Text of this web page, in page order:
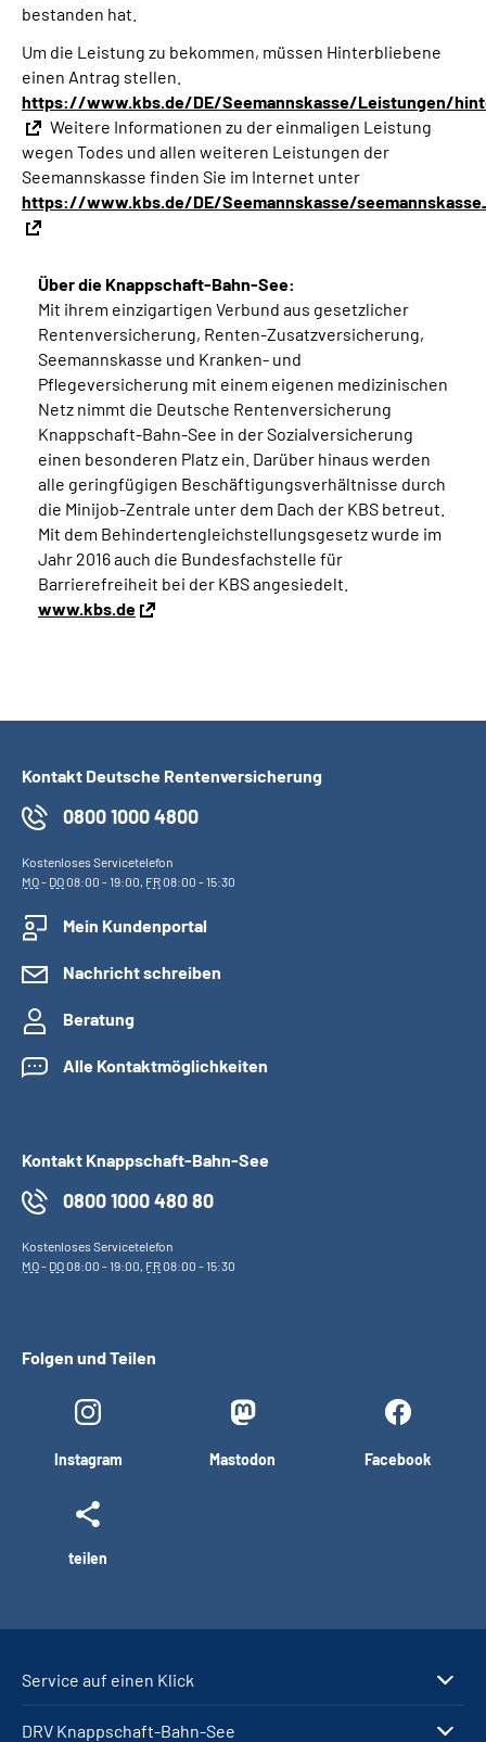
bestanden hat.
Um die Leistung zu bekommen, müssen Hinterbliebene
einen Antrag stellen.
https://www.kbs.de/DE/Seemannskasse/Leistungen/
Weitere Informationen zu der einmaligen Leistung
wegen Todes und allen weiteren Leistungen der
Seemannskasse finden Sie im Internet unter
https://www.kbs.de/DE/Seemannskasse/
Über die Knappschaft-Bahn-See:
Mit ihrem einzigartigen Verbund aus gesetzlicher
Rentenversicherung, Renten-Zusatzversicherung,
Seemannskasse und Kranken- und
Pflegeversicherung mit einem eigenen medizinischen
Netz nimmt die Deutsche Rentenversicherung
Knappschaft-Bahn-See in der Sozialversicherung
einen besonderen Platz ein. Darüber hinaus werden
alle geringfügigen Beschäftigungsverhältnisse durch
die Minijob-Zentrale unter dem Dach der KBS betreut.
Mit dem Behindertengleichstellungsgesetz wurde im
Jahr 2016 auch die Bundesfachstelle für
Barrierefreiheit bei der KBS angesiedelt.
www.kbs.de
Kontakt Deutsche Rentenversicherung
0800 1000 4800
Kostenloses Servicetelefon
MO- DO08:00 - 19:00, FR08:00 - 15:30
Mein Kundenportal
Nachricht schreiben
Beratung
Alle Kontaktmöglichkeiten
Kontakt Knappschaft-Bahn-See
0800 1000 480 80
Kostenloses Servicetelefon
MO- DO08:00 - 19:00, FR08:00 - 15:30
Folgen und Teilen
Instagram Mastodon Facebook
teilen
Service auf einen Klick
DRV Knappschaft-Bahn-See